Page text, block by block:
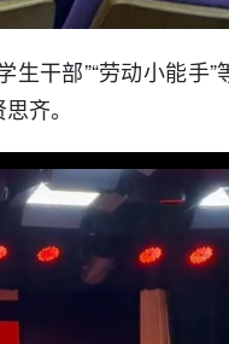
生干部”“劳动小能手”
齐。